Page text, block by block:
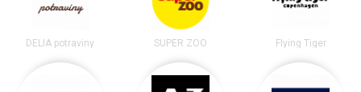
DELIA potraviny SUPER ZOO Flying Tiger